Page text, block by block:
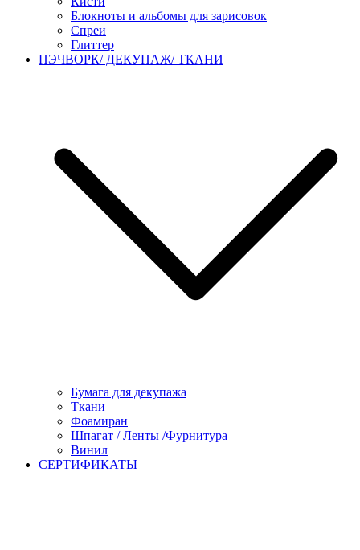
Блокноты и альбомы для зарисовок
Спреи
Глиттер
ПЭЧВОРК/ ДЕКУПАЖ/ ТКАНИ
Бумага для декупажа
Ткани
Фоамиран
Шпагат / Ленты /Фурнитура
Винил
СЕРТИФИКАТЫ